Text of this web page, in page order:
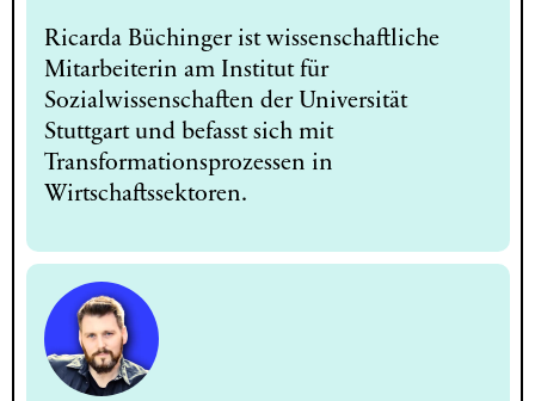
Ricarda Büchinger ist wissenschaftliche
Mitarbeiterin am Institut für
Sozialwissenschaften der Universität
Stuttgart und befasst sich mit
Transformationsprozessen in
Wirtschaftssektoren.